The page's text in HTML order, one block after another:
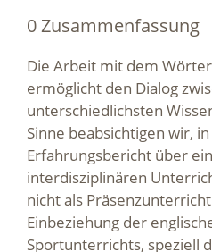
0 Zusammenfassung
Die Arbeit mit dem
ermöglicht den Dialog
unterschiedlichsten
Sinne beabsichtigen wir,
Erfahrungsbericht über
interdisziplinären
nicht als
Einbeziehung der
Sportunterrichts, speziell